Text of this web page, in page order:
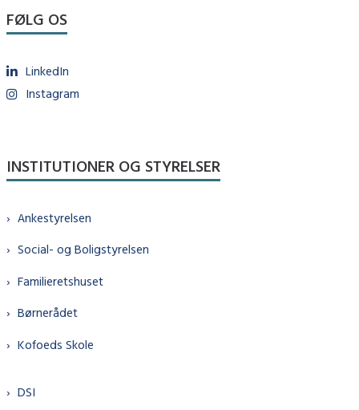
FØLG OS
LinkedIn
Instagram
INSTITUTIONER OG STYRELSER
Ankestyrelsen
Social- og Boligstyrelsen
Familieretshuset
Børnerådet
Kofoeds Skole
DSI